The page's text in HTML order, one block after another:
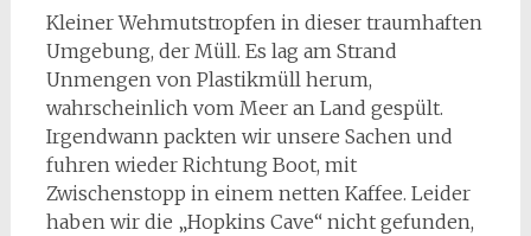
Kleiner Wehmutstropfen in dieser traumhaften
Umgebung, der Müll. Es lag am Strand
Unmengen von Plastikmüll herum,
wahrscheinlich vom Meer an Land gespült.
Irgendwann packten wir unsere Sachen und
fuhren wieder Richtung Boot, mit
Zwischenstopp in einem netten Kaffee. Leider
haben wir die „Hopkins Cave“ nicht gefunden,